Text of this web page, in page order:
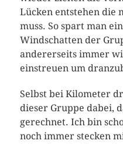
Lücken entstehen die
muss. So spart man
Windschatten der
andererseits immer
einstreuen um
Selbst bei Kilometer
dieser Gruppe dabei,
gerechnet. Ich bin
noch immer stecken